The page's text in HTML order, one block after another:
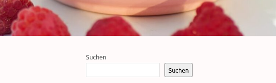
Suchen
Suchen